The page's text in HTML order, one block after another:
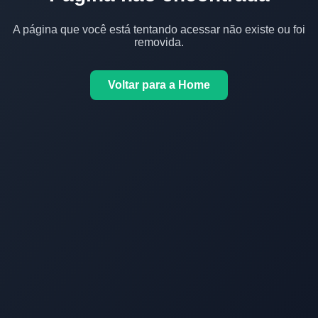
A página que você está tentando acessar não existe ou foi
removida.
Voltar para a Home